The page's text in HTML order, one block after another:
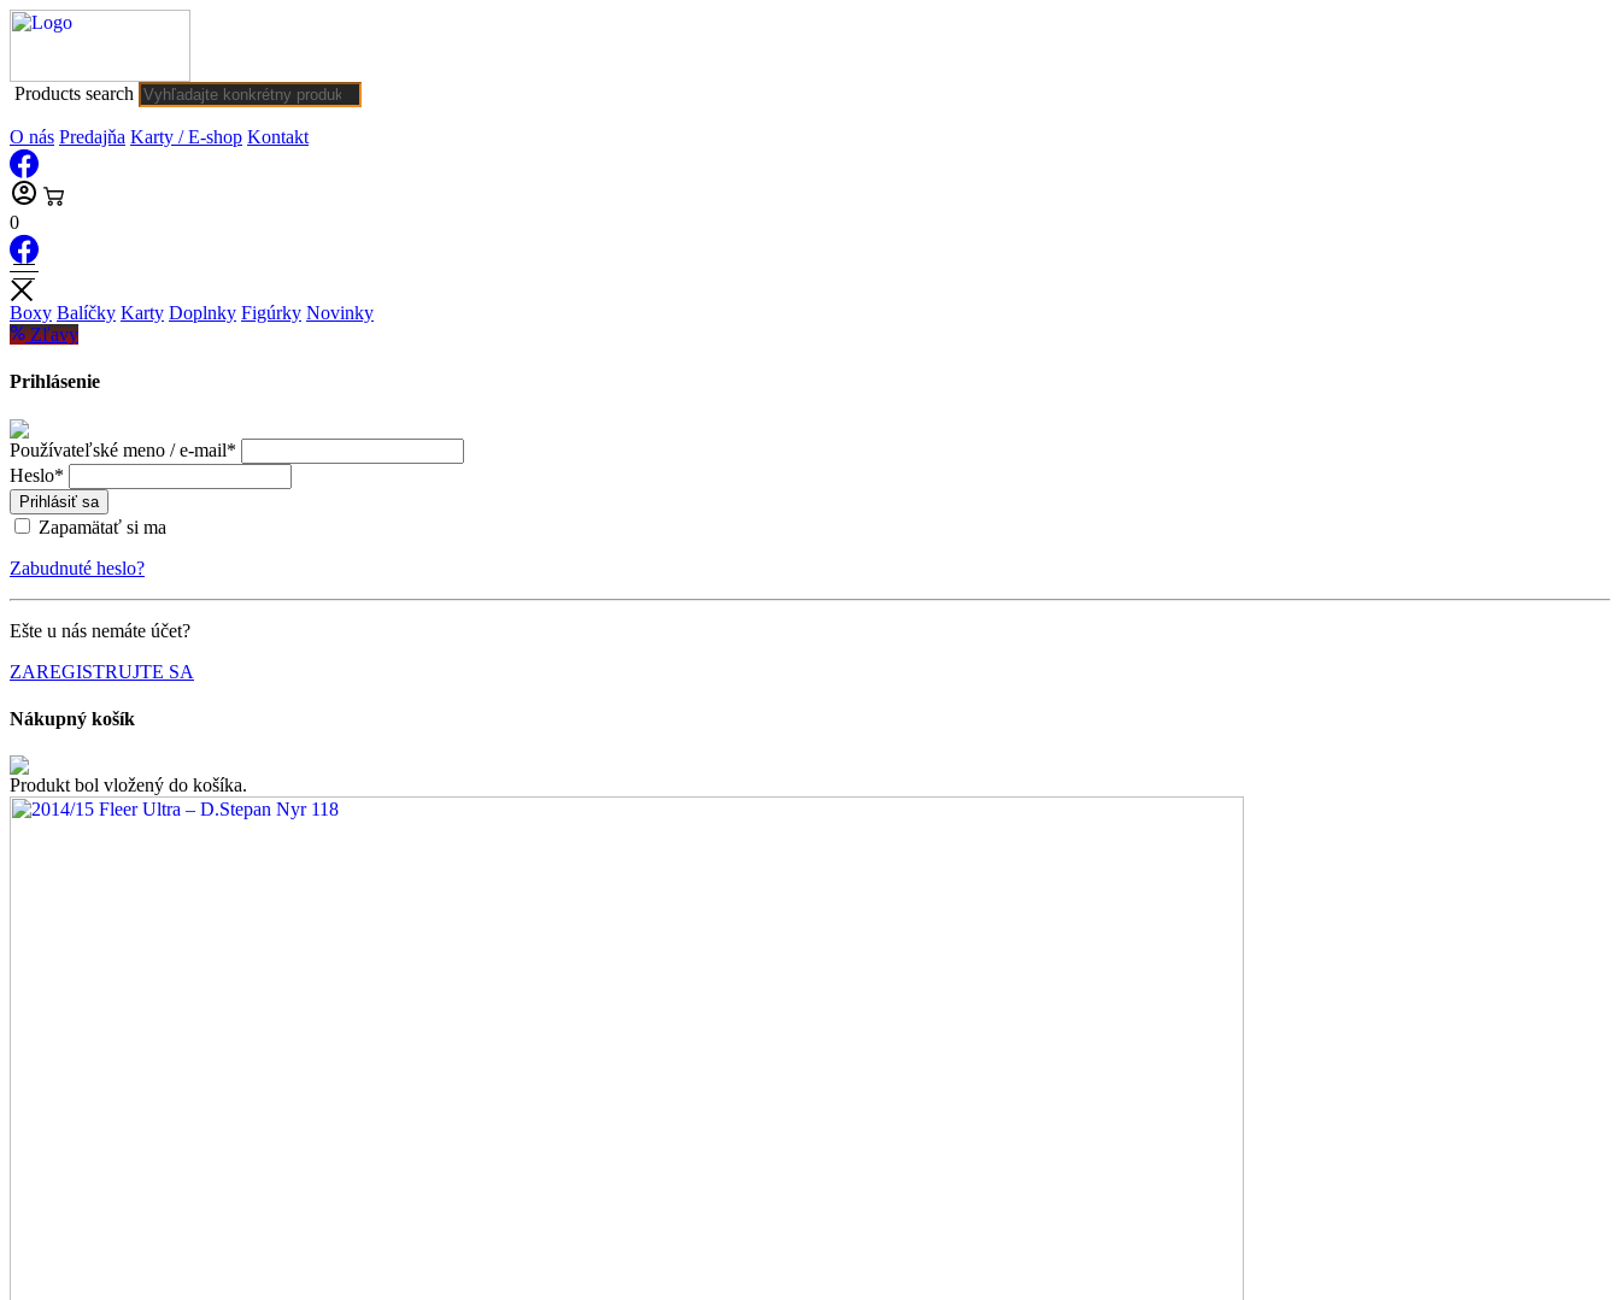
Products search
O nás Predajňa Karty / E-shop Kontakt
0
Boxy Balíčky Karty Doplnky Figúrky Novinky
Zľavy
Prihlásenie
Používateľské meno / e-mail*
Heslo*
Prihlásiť sa
Zapamätať si ma
Zabudnuté heslo?
Ešte u nás nemáte účet?
ZAREGISTRUJTE SA
Nákupný košík
Produkt bol vložený do košíka.